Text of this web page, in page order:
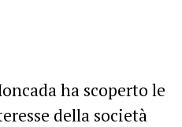
ha scoperto le
della società